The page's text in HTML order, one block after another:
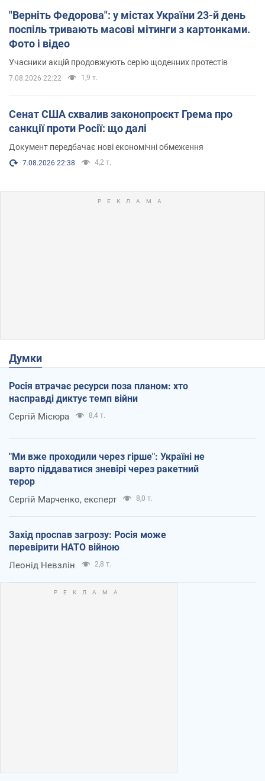
"Верніть Федорова": у містах України 23-й день
поспіль тривають масові мітинги з картонками.
Фото і відео
Учасники акцій продовжують серію щоденних протестів
7.08.2026 22:22 1,9 т.
Сенат США схвалив законопроєкт Грема про
санкції проти Росії: що далі
Документ передбачає нові економічні обмеження
7.08.2026 22:38 4,2 т.
Думки
Росія втрачає ресурси поза планом: хто
насправді диктує темп війни
Сергій Місюра 8,4 т.
"Ми вже проходили через гірше": Україні не
варто піддаватися зневірі через ракетний
терор
Сергій Марченко, експерт 8,0 т.
Захід проспав загрозу: Росія може
перевірити НАТО війною
Леонід Невзлін 2,8 т.